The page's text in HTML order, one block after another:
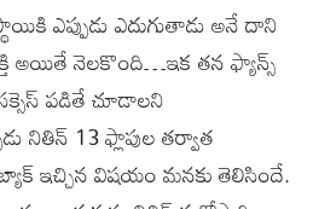
ఎప్పుడు ఎదుగుతాడు అనే దాని
అయితే నెలకొంది…ఇక తన ఫ్యాన్స్
పడితే చూడాలని
నితిన్ 13 ఫ్లాపుల తర్వాత
ఇచ్చిన విషయం మనకు తెలిసిందే.